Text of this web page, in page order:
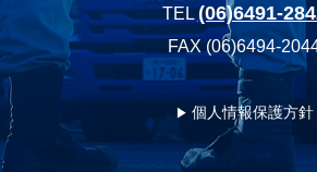
TEL(06)6491-
FAX (06)6494-
個人情報保護方針